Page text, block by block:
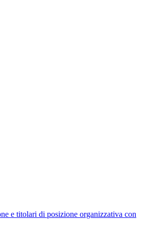
e titolari di posizione organizzativa con